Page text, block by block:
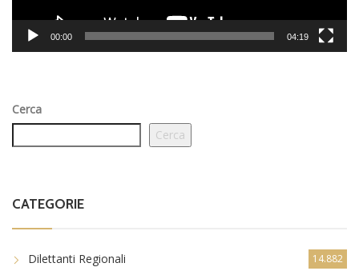
00:00 04:19
Cerca
Cerca
CATEGORIE
Dilettanti Regionali 14.882